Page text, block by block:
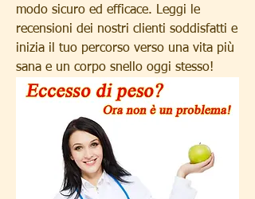
modo sicuro ed efficace. Leggi le
recensioni dei nostri clienti soddisfatti e
inizia il tuo percorso verso una vita più
sana e un corpo snello oggi stesso!